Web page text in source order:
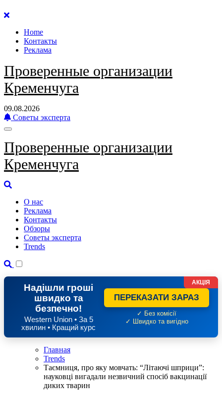
Перейти
содержанию
Home
Контакты
Реклама
Проверенные организации
Кременчуга
09.08.2026
Советы эксперта
Проверенные организации
Кременчуга
О нас
Реклама
Контакты
Обзоры
Советы эксперта
Trends
Надішли гроші
швидко та
безпечно!
Western Union • За 5
хвилин • Кращий курс
ПЕРЕКАЗАТИ ЗАРАЗ
✓ Без комісії
✓ Швидко та вигідно
АКЦІЯ
Главная
Trends
Таємниця, про яку мовчать: “Літаючі шприци”:
науковці вигадали незвичний спосіб вакцинації
диких тварин